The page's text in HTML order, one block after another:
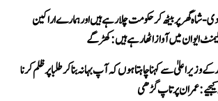
شاہ گھر پر بیٹھ کر حکومت چلا رہے ہیں اور ہمارے اراکین
ایوان میں آواز اٹھا رہے ہیں: کھڑگے
کے وزیر اعلیٰ سے کہنا چاہتا ہوں کہ آپ بہانہ بنا کر طلبا پر ظلم کرنا
کیجیے: عمران پرتاپ گڑھی